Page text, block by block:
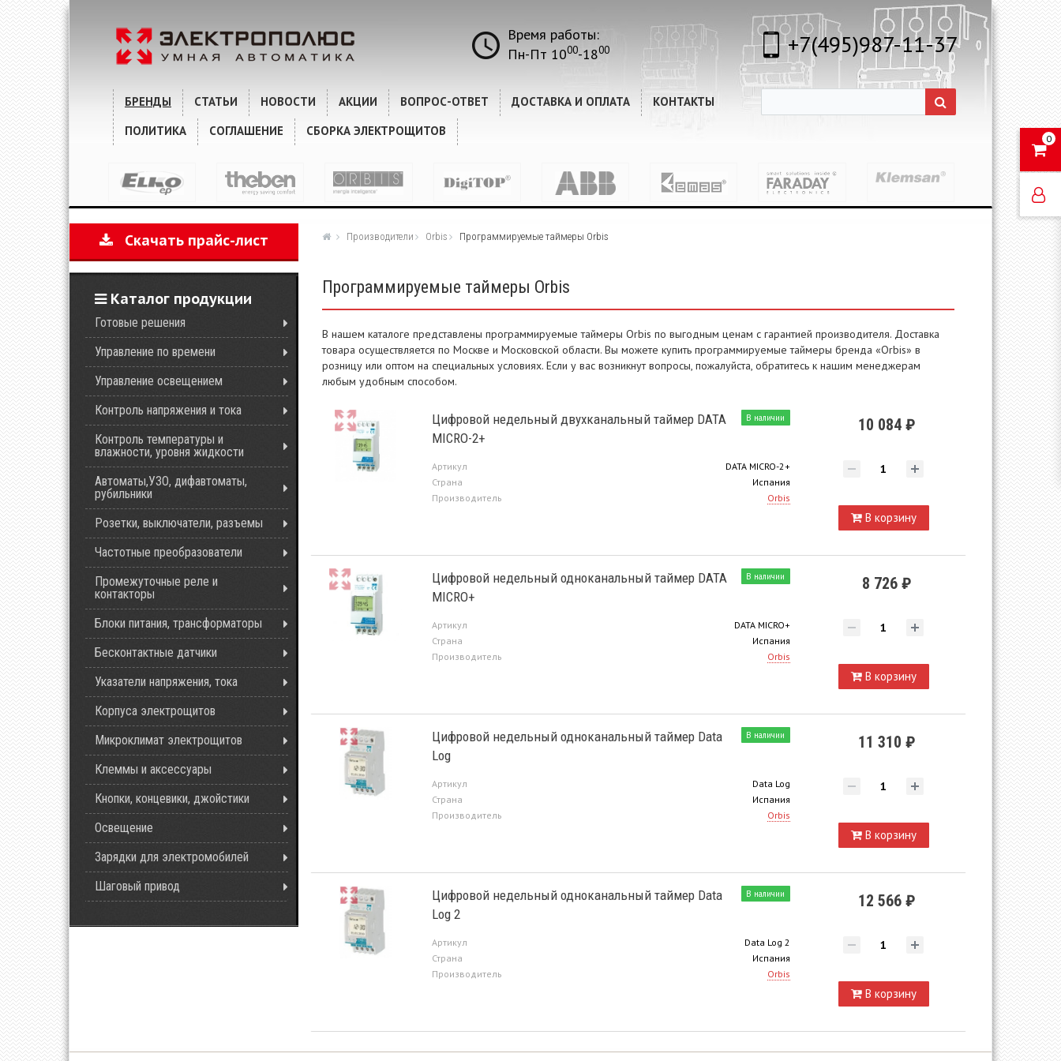
0
Время работы:
Пн-Пт 1000-1800 +7(495)987-11-37
БРЕНДЫ СТАТЬИ НОВОСТИ АКЦИИ ВОПРОС-ОТВЕТ ДОСТАВКА И ОПЛАТА
КОНТАКТЫ
ПОЛИТИКА
СОГЛАШЕНИЕ СБОРКА ЭЛЕКТРОЩИТОВ
Скачать прайс-лист
Каталог продукции
Готовые решения
Управление по времени
Управление освещением
Контроль напряжения и тока
Контроль температуры и
влажности, уровня жидкости
Автоматы,УЗО, дифавтоматы,
рубильники
Розетки, выключатели, разъемы
Частотные преобразователи
Промежуточные реле и
контакторы
Блоки питания, трансформаторы
Бесконтактные датчики
Указатели напряжения, тока
Корпуса электрощитов
Микроклимат электрощитов
Клеммы и аксессуары
Кнопки, концевики, джойстики
Освещение
Зарядки для электромобилей
Шаговый привод
Производители Orbis Программируемые таймеры Orbis
Программируемые таймеры Orbis
В нашем каталоге представлены программируемые таймеры Orbis по выгодным ценам с гарантией производителя. Доставка
товара осуществляется по Москве и Московской области. Вы можете купить программируемые таймеры бренда «Orbis» в
розницу или оптом на специальных условиях. Если у вас возникнут вопросы, пожалуйста, обратитесь к нашим менеджерам
любым удобным способом.
В наличии
Цифровой недельный двухканальный таймер DATA
MICRO-2+
Артикул
DATA MICRO-2+
Страна
Испания
Производитель
Orbis
10 084 ₽
В корзину
В наличии
Цифровой недельный одноканальный таймер DATA
MICRO+
Артикул
DATA MICRO+
Страна
Испания
Производитель
Orbis
8 726 ₽
В корзину
В наличии
Цифровой недельный одноканальный таймер Data
Log
Артикул
Data Log
Страна
Испания
Производитель
Orbis
11 310 ₽
В корзину
В наличии
Цифровой недельный одноканальный таймер Data
Log 2
Артикул
Data Log 2
Страна
Испания
Производитель
Orbis
12 566 ₽
В корзину